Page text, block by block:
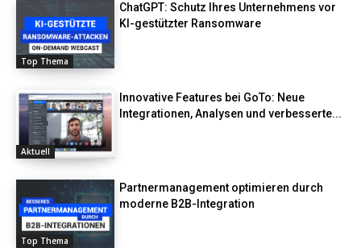
Top Thema
ChatGPT: Schutz Ihres Unternehmens vor
KI-gestützter Ransomware
Aktuell
Innovative Features bei GoTo: Neue
Integrationen, Analysen und verbesserte...
Top Thema
Partnermanagement optimieren durch
moderne B2B-Integration